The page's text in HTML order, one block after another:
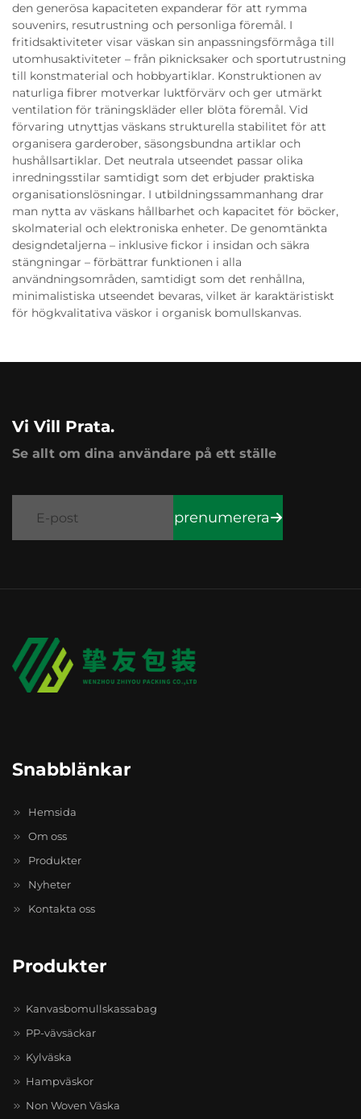
den generösa kapaciteten expanderar för att rymma
souvenirs, resutrustning och personliga föremål. I
fritidsaktiviteter visar väskan sin anpassningsförmåga till
utomhusaktiviteter – från piknicksaker och sportutrustning
till konstmaterial och hobbyartiklar. Konstruktionen av
naturliga fibrer motverkar luktförvärv och ger utmärkt
ventilation för träningskläder eller blöta föremål. Vid
förvaring utnyttjas väskans strukturella stabilitet för att
organisera garderober, säsongsbundna artiklar och
hushållsartiklar. Det neutrala utseendet passar olika
inredningsstilar samtidigt som det erbjuder praktiska
organisationslösningar. I utbildningssammanhang drar
man nytta av väskans hållbarhet och kapacitet för böcker,
skolmaterial och elektroniska enheter. De genomtänkta
designdetaljerna – inklusive fickor i insidan och säkra
stängningar – förbättrar funktionen i alla
användningsområden, samtidigt som det renhållna,
minimalistiska utseendet bevaras, vilket är karaktäristiskt
för högkvalitativa väskor i organisk bomullskanvas.
Vi Vill Prata.
Se allt om dina användare på ett ställe
prenumerera
Snabblänkar
Hemsida
Om oss
Produkter
Nyheter
Kontakta oss
Produkter
Kanvasbomullskassabag
PP-vävsäckar
Kylväska
Hampväskor
Non Woven Väska